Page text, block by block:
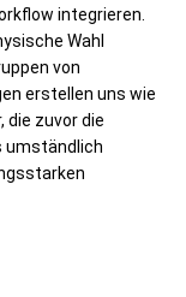
integrieren.
Wahl
von
erstellen uns wie
die zuvor die
umständlich